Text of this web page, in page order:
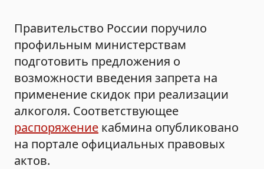
Правительство России поручило
профильным министерствам
подготовить предложения о
возможности введения запрета на
применение скидок при реализации
алкоголя. Соответствующее
распоряжение кабмина опубликовано
на портале официальных правовых
актов.